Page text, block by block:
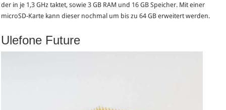
der in je 1,3 GHz taktet, sowie 3 GB RAM und 16 GB Speicher. Mit einer
microSD-Karte kann dieser nochmal um bis zu 64 GB erweitert werden.
Ulefone Future